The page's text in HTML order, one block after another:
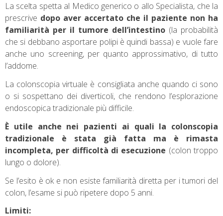
La scelta spetta al Medico generico o allo Specialista, che la
prescrive dopo aver accertato che il paziente non ha
familiarità per il tumore dell’intestino (la probabilità
che si debbano asportare polipi è quindi bassa) e vuole fare
anche uno screening, per quanto approssimativo, di tutto
l’addome.
La colonscopia virtuale è consigliata anche quando ci sono
o si sospettano dei diverticoli, che rendono l’esplorazione
endoscopica tradizionale più difficile.
È utile anche nei pazienti ai quali la colonscopia
tradizionale è stata già fatta ma è rimasta
incompleta, per difficoltà di esecuzione (colon troppo
lungo o dolore).
Se l’esito è ok e non esiste familiarità diretta per i tumori del
colon, l’esame si può ripetere dopo 5 anni.
Limiti: